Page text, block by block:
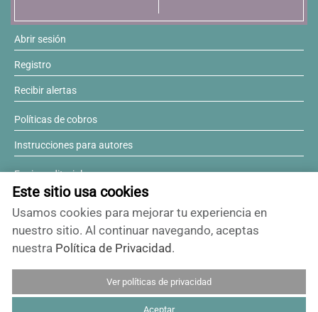
Este sitio usa cookies
Usamos cookies para mejorar tu experiencia en
nuestro sitio. Al continuar navegando, aceptas
nuestra Política de Privacidad.
Ver políticas de privacidad
Aceptar
Abrir sesión
Registro
Recibir alertas
Políticas de cobros
Instrucciones para autores
Equipo editorial
Comité editorial
¿Desea ser revisor?
Contactos y soporte
ISSN 0717-6384